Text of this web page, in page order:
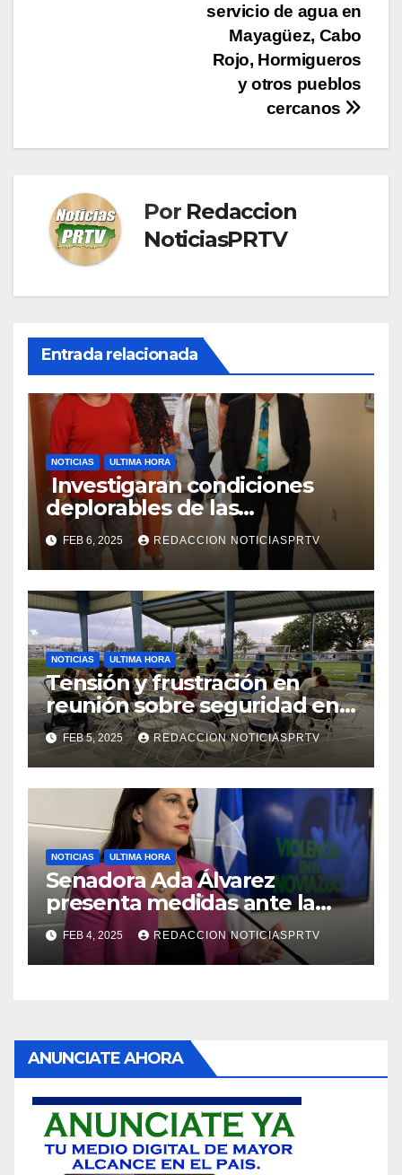
servicio de agua en
Mayagüez, Cabo
Rojo, Hormigueros
y otros pueblos
cercanos
Por Redaccion
NoticiasPRTV
Entrada relacionada
NOTICIAS ULTIMA HORA
Investigaran condiciones
deplorables de las
facilidades el Departamento
de la Salud en Mayagüez
FEB 6, 2025 REDACCION NOTICIASPRTV
NOTICIAS ULTIMA HORA
Tensión y frustración en
reunión sobre seguridad en
Reparto Metropolitano
FEB 5, 2025 REDACCION NOTICIASPRTV
NOTICIAS ULTIMA HORA
Senadora Ada Álvarez
presenta medidas ante la
violencia en el noviazgo
FEB 4, 2025 REDACCION NOTICIASPRTV
ANUNCIATE AHORA